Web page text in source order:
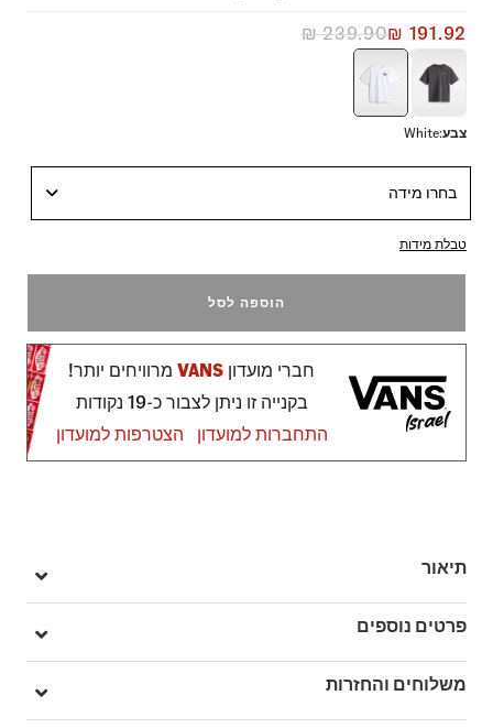
₪239.90₪ 191.92
צבע:
White
בחרו מידה
טבלת מידות
הוספה לסל
חברי מועדון VANSמרוויחים יותר!
בקנייה זו ניתן לצבור כ-19 נקודות
התחברות למועדון
הצטרפות למועדון
תיאור
בחזית מופיע לוגו Vans® בצד שמאל של החזה, ובגב – גרפיקה גדולה
ומרשימה בהשראת פוסטרים של להקות, עם טאץ' ייחודי בסגנון Off
The Wall שמכניס טוויסט נועז לחולצה הקלאסית.
פרטים נוספים
מק"ט: V00NWNWHT
הדפס "Off The Wall" בגודל מלא בגב ולוגו Vans תואם על החזה
משלוחים והחזרות